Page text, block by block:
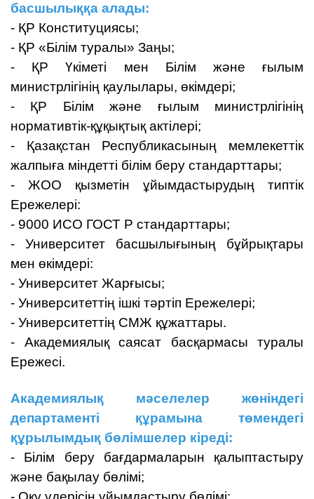
басшылыққа алады:
- ҚР Конституциясы;
- ҚР «Білім туралы» Заңы;
- ҚР Үкіметі мен Білім және ғылым
министрлігінің қаулылары, өкімдері;
- ҚР Білім және ғылым министрлігінің
нормативтік-құқықтық актілері;
- Қазақстан Республикасының мемлекеттік
жалпыға міндетті білім беру стандарттары;
- ЖОО қызметін ұйымдастырудың типтік
Ережелері:
- 9000 ИСО ГОСТ Р стандарттары;
- Университет басшылығының бұйрықтары
мен өкімдері:
- Университет Жарғысы;
- Университеттің ішкі тәртіп Ережелері;
- Университеттің СМЖ құжаттары.
- Академиялық саясат басқармасы туралы
Ережесі.
Академиялық мәселелер жөніндегі
департаменті құрамына төмендегі
құрылымдық бөлімшелер кіреді:
- Білім беру бағдармаларын қалыптастыру
және бақылау бөлімі;